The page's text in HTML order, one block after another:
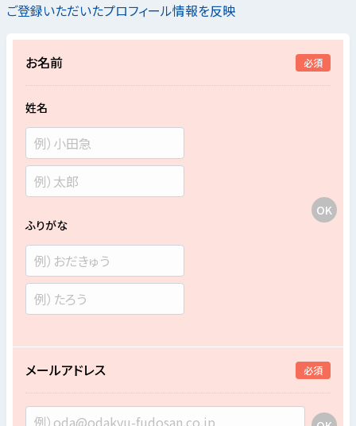
ご登録いただいたプロフィール情報を反映
お名前 必須
姓名
ふりがな
メールアドレス 必須